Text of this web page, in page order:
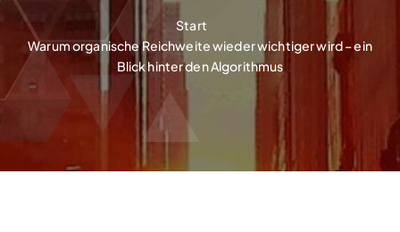
Start
Warum organische Reichweite wieder wichtiger wird – ein
Blick hinter den Algorithmus